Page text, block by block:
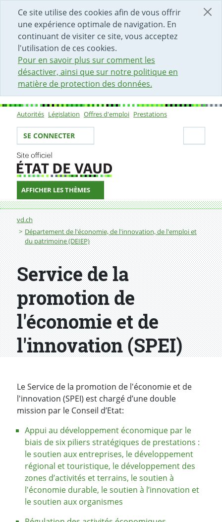
Ce site utilise des cookies afin de vous offrir
une expérience optimale de navigation. En
continuant de visiter ce site, vous acceptez
l'utilisation de ces cookies.
Pour en savoir plus sur comment les
désactiver, ainsi que sur notre politique en
matière de protection des données.
DÉBUT DU CONTENU DE LA PAGE
ACCÈS AU CHAMP DE RECHERCHE
PAGE D'ACCUEIL
FORMULAIRE DE CONTACT
Sous-navigation
Autorités Législation Offres d'emploi Prestations
Votre identité
SE CONNECTER
AFFICHER LES THÈMES
Fil d'Ariane
vd.ch
Département de l'économie, de l'innovation, de l'emploi et
du patrimoine (DEIEP)
Service de la promotion de l'économie et de
Service de la
promotion de
l'économie et de
l'innovation (SPEI)
Le Service de la promotion de l'économie et de
l'innovation (SPEI) est chargé d’une double
mission par le Conseil d’Etat:
Appui au développement économique par le
biais de six piliers stratégiques de prestations :
le soutien aux entreprises, le développement
régional et touristique, le développement des
zones d’activités et terrains, le soutien à
l'économie durable, le soutien à l’innovation et
le soutien aux organismes